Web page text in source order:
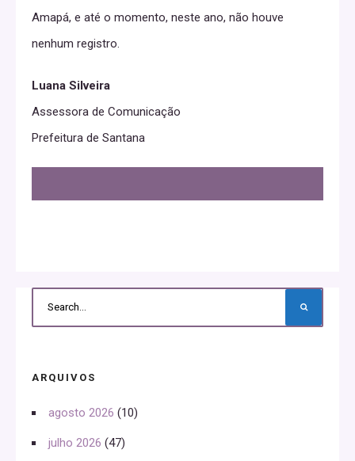
Amapá, e até o momento, neste ano, não houve
nenhum registro.
Luana Silveira
Assessora de Comunicação
Prefeitura de Santana
ARQUIVOS
agosto 2026 (10)
julho 2026 (47)